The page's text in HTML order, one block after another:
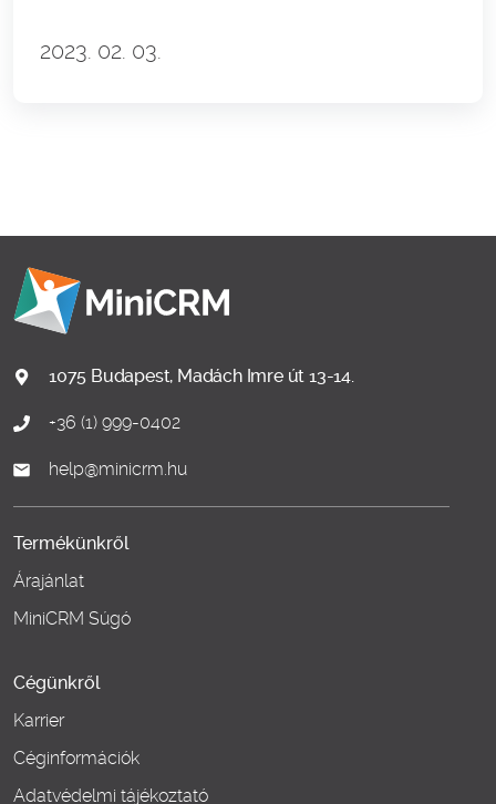
2023. 02. 03.
1075 Budapest, Madách Imre út 13-14.
+36 (1) 999-0402
help@minicrm.hu
Termékünkről
Árajánlat
MiniCRM Súgó
Cégünkről
Karrier
Céginformációk
Adatvédelmi tájékoztató